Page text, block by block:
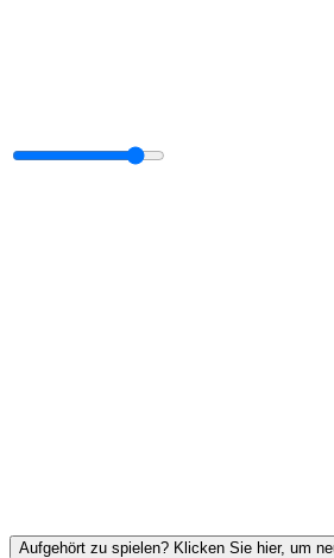
Aufgehört zu spielen? Klicken Sie hier, um